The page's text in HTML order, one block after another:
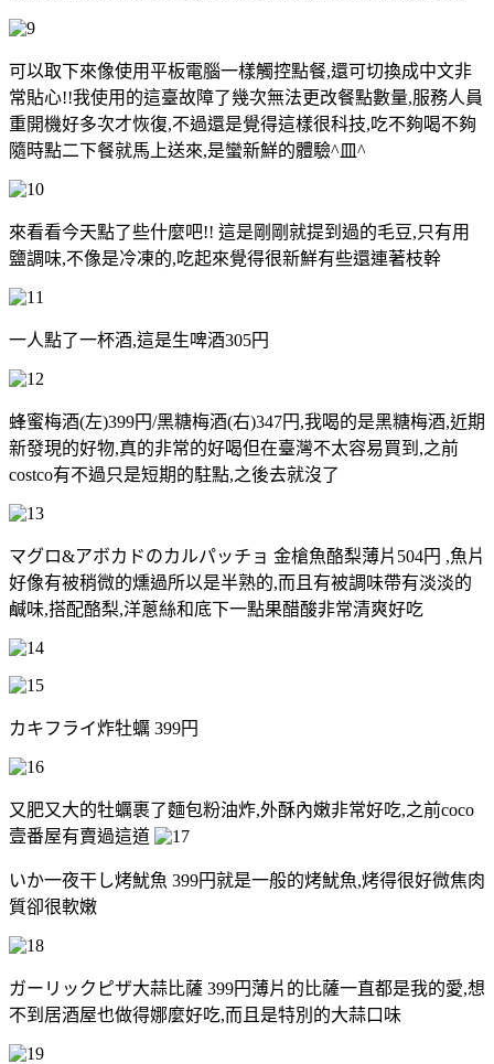
可以取下來像使用平板電腦一樣觸控點餐,還可切換成中文非
常貼心!!我使用的這臺故障了幾次無法更改餐點數量,服務人員
重開機好多次才恢復,不過還是覺得這樣很科技,吃不夠喝不夠
隨時點二下餐就馬上送來,是蠻新鮮的體驗^皿^
來看看今天點了些什麼吧!! 這是剛剛就提到過的毛豆,只有用
鹽調味,不像是冷凍的,吃起來覺得很新鮮有些還連著枝幹
一人點了一杯酒,這是生啤酒305円
蜂蜜梅酒(左)399円/黑糖梅酒(右)347円,我喝的是黑糖梅酒,近期
新發現的好物,真的非常的好喝但在臺灣不太容易買到,之前
costco有不過只是短期的駐點,之後去就沒了
マグロ&アボカドのカルパッチョ 金槍魚酪梨薄片504円 ,魚片
好像有被稍微的燻過所以是半熟的,而且有被調味帶有淡淡的
鹹味,搭配酪梨,洋蔥絲和底下一點果醋酸非常清爽好吃
カキフライ炸牡蠣 399円
又肥又大的牡蠣裹了麵包粉油炸,外酥內嫩非常好吃,之前coco
壹番屋有賣過這道
いか一夜干し烤魷魚 399円就是一般的烤魷魚,烤得很好微焦肉
質卻很軟嫩
ガーリックピザ大蒜比薩 399円薄片的比薩一直都是我的愛,想
不到居酒屋也做得娜麼好吃,而且是特別的大蒜口味